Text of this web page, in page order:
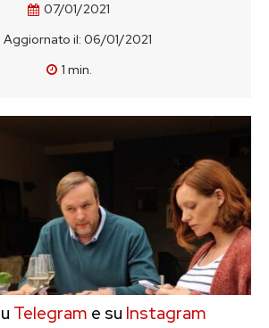
07/01/2021
Aggiornato il: 06/01/2021
1 min.
Telegram e su Instagram